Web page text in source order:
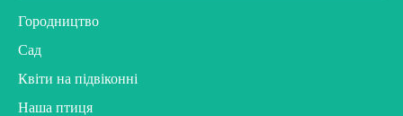
Городництво
Сад
Квіти на підвіконні
Наша птиця